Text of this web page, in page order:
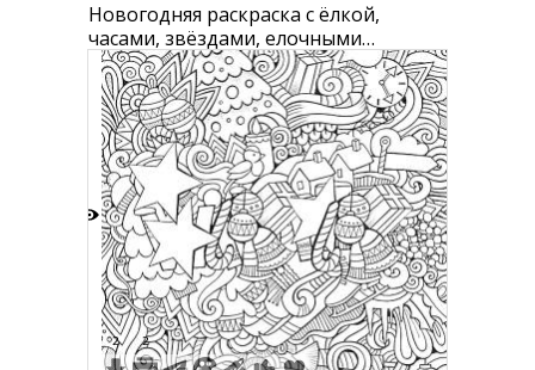
Новогодняя раскраска с ёлкой,
часами, звёздами, елочными
игрушками, домиками, варежками,
сосульками
2 2